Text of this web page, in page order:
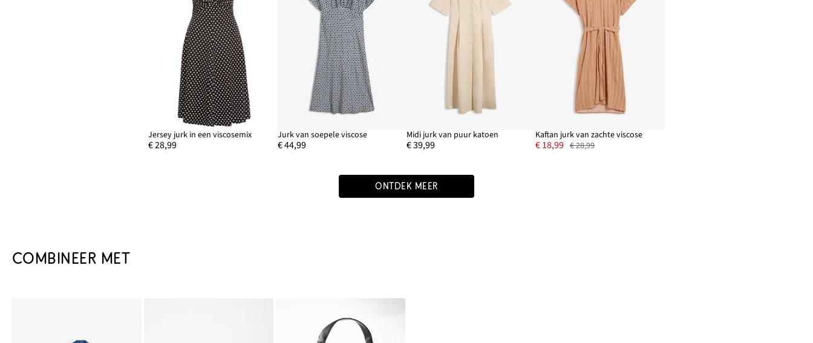
Jersey jurk in een viscosemix
€ 28,99
Jurk van soepele viscose
€ 44,99
Midi jurk van puur katoen
€ 39,99
Kaftan jurk van zachte viscose
€ 18,99 € 28,99
ONTDEK MEER
COMBINEER MET